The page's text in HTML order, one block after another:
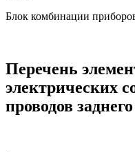
Блок комбинации
Перечень
электрических
проводов